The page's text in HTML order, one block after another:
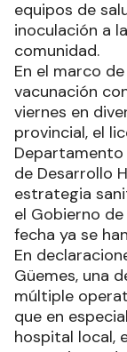
equipos de
inoculación a
comunidad.
En el marco
vacunación
viernes en
provincial, el
Departamento
de Desarrollo
estrategia
el Gobierno
fecha ya se
En
Güemes, una
múltiple
que en
hospital local,